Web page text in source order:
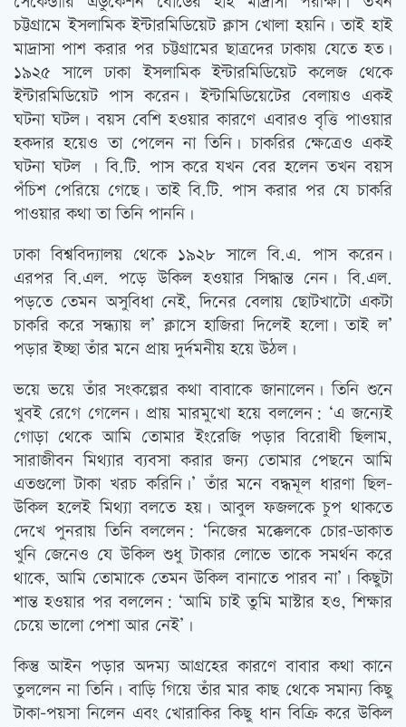
চট্টগ্রামে ইসলামিক ইন্টারমিডিয়েট ক্লাস খোলা হয়নি। তাই হাই
মাদ্রাসা পাশ করার পর চট্টগ্রামের ছাত্রদের ঢাকায় যেতে হত।
১৯২৫ সালে ঢাকা ইসলামিক ইন্টারমিডিয়েট কলেজ থেকে
ইন্টারমিডিয়েট পাস করেন। ইন্টামিডিয়েটের বেলায়ও একই
ঘটনা ঘটল। বয়স বেশি হওয়ার কারণে এবারও বৃত্তি পাওয়ার
হকদার হয়েও তা পেলেন না তিনি। চাকরির ক্ষেত্রেও একই
ঘটনা ঘটল । বি.টি. পাস করে যখন বের হলেন তখন বয়স
পঁচিশ পেরিয়ে গেছে। তাই বি.টি. পাস করার পর যে চাকরি
পাওয়ার কথা তা তিনি পাননি।
ঢাকা বিশ্ববিদ্যালয় থেকে ১৯২৮ সালে বি.এ. পাস করেন।
এরপর বি.এল. পড়ে উকিল হওয়ার সিদ্ধান্ত নেন। বি.এল.
পড়তে তেমন অসুবিধা নেই, দিনের বেলায় ছোটখাটো একটা
চাকরি করে সন্ধ্যায় ল’ ক্লাসে হাজিরা দিলেই হলো। তাই ল’
পড়ার ইচ্ছা তাঁর মনে প্রায় দুর্দমনীয় হয়ে উঠল।
ভয়ে ভয়ে তাঁর সংকল্পের কথা বাবাকে জানালেন। তিনি শুনে
খুবই রেগে গেলেন। প্রায় মারমুখো হয়ে বললেন: ‘এ জন্যেই
গোড়া থেকে আমি তোমার ইংরেজি পড়ার বিরোধী ছিলাম,
সারাজীবন মিথ্যার ব্যবসা করার জন্য তোমার পেছনে আমি
এতগুলো টাকা খরচ করিনি।’ তাঁর মনে বদ্ধমূল ধারণা ছিল-
উকিল হলেই মিথ্যা বলতে হয়। আবুল ফজলকে চুপ থাকতে
দেখে পুনরায় তিনি বললেন: ‘নিজের মক্কেলকে চোর-ডাকাত
খুনি জেনেও যে উকিল শুধু টাকার লোভে তাকে সমর্থন করে
থাকে, আমি তোমাকে তেমন উকিল বানাতে পারব না’। কিছুটা
শান্ত হওয়ার পর বললেন: ‘আমি চাই তুমি মাস্টার হও, শিক্ষার
চেয়ে ভালো পেশা আর নেই’।
কিন্তু আইন পড়ার অদম্য আগ্রহের কারণে বাবার কথা কানে
তুললেন না তিনি। বাড়ি গিয়ে তাঁর মার কাছ থেকে সমান্য কিছু
টাকা-পয়সা নিলেন এবং খোরাকির কিছু ধান বিক্রি করে উকিল